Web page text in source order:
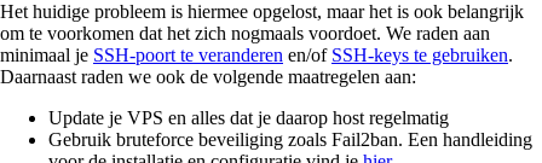
Het huidige probleem is hiermee opgelost, maar het is ook belangrijk
om te voorkomen dat het zich nogmaals voordoet. We raden aan
minimaal je SSH-poort te veranderen en/of SSH-keys te gebruiken.
Daarnaast raden we ook de volgende maatregelen aan:
Update je VPS en alles dat je daarop host regelmatig
Gebruik bruteforce beveiliging zoals Fail2ban. Een handleiding